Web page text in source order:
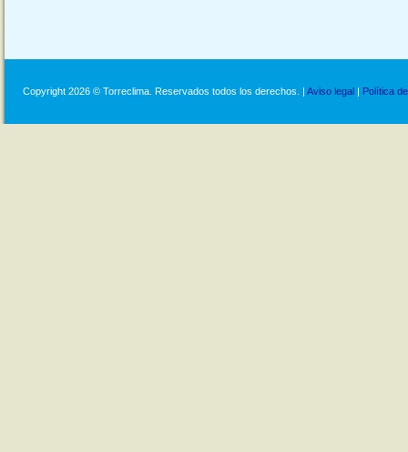
Copyright 2026 © Torreclima. Reservados todos los derechos. | Aviso legal | Política